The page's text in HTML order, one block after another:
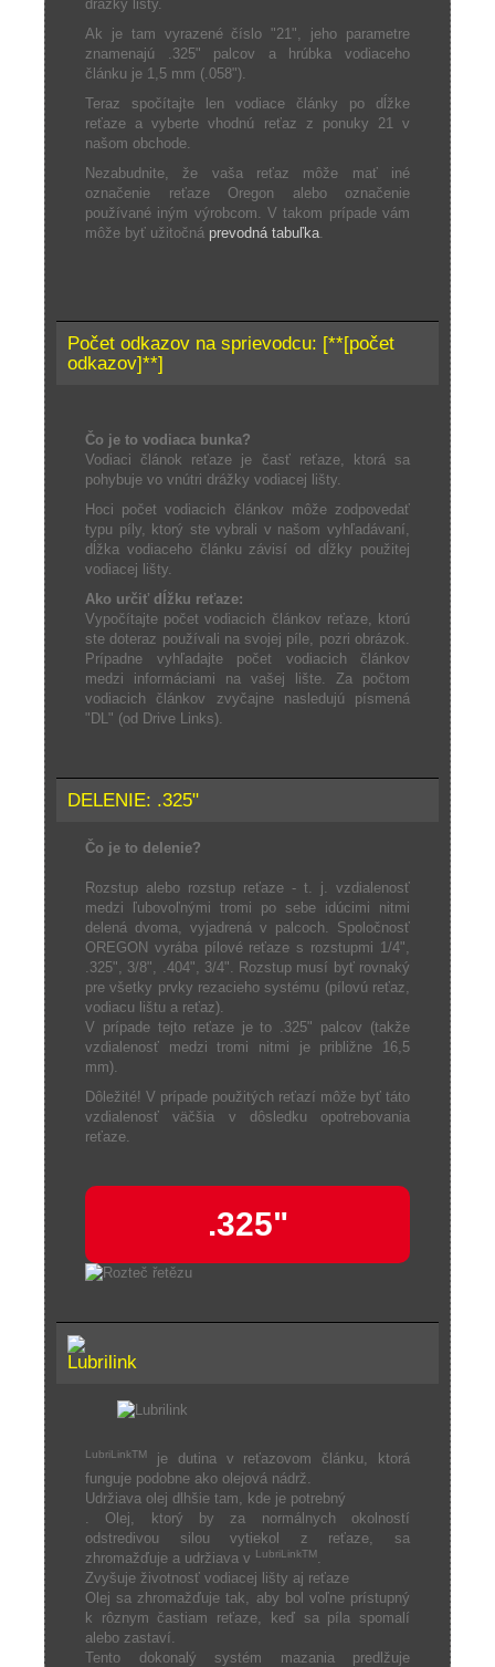
drážky lišty.
Ak je tam vyrazené číslo "21", jeho parametre
znamenajú .325" palcov a hrúbka vodiaceho
článku je 1,5 mm (.058").
Teraz spočítajte len vodiace články po dĺžke
reťaze a vyberte vhodnú reťaz z ponuky 21 v
našom obchode.
Nezabudnite, že vaša reťaz môže mať iné
označenie reťaze Oregon alebo označenie
používané iným výrobcom. V takom prípade vám
môže byť užitočná prevodná tabuľka.
Počet odkazov na sprievodcu: [**[počet
odkazov]**]
Čo je to vodiaca bunka?
Vodiaci článok reťaze je časť reťaze, ktorá sa
pohybuje vo vnútri drážky vodiacej lišty.
Hoci počet vodiacich článkov môže zodpovedať
typu píly, ktorý ste vybrali v našom vyhľadávaní,
dĺžka vodiaceho článku závisí od dĺžky použitej
vodiacej lišty.
Ako určiť dĺžku reťaze:
Vypočítajte počet vodiacich článkov reťaze, ktorú
ste doteraz používali na svojej píle, pozri obrázok.
Prípadne vyhľadajte počet vodiacich článkov
medzi informáciami na vašej lište. Za počtom
vodiacich článkov zvyčajne nasledujú písmená
"DL" (od Drive Links).
DELENIE: .325"
Čo je to delenie?
Rozstup alebo rozstup reťaze - t. j. vzdialenosť
medzi ľubovoľnými tromi po sebe idúcimi nitmi
delená dvoma, vyjadrená v palcoch. Spoločnosť
OREGON vyrába pílové reťaze s rozstupmi 1/4",
.325", 3/8", .404", 3/4". Rozstup musí byť rovnaký
pre všetky prvky rezacieho systému (pílovú reťaz,
vodiacu lištu a reťaz).
V prípade tejto reťaze je to .325" palcov (takže
vzdialenosť medzi tromi nitmi je približne 16,5
mm).
Dôležité! V prípade použitých reťazí môže byť táto
vzdialenosť väčšia v dôsledku opotrebovania
reťaze.
.325"
LubriLinkTM
je dutina v reťazovom článku, ktorá
funguje podobne ako olejová nádrž.
Udržiava olej dlhšie tam, kde je potrebný
. Olej, ktorý by za normálnych okolností
odstredivou silou vytiekol z reťaze, sa
zhromažďuje a udržiava v LubriLinkTM.
Zvyšuje životnosť vodiacej lišty aj reťaze
Olej sa zhromažďuje tak, aby bol voľne prístupný
k rôznym častiam reťaze, keď sa píla spomalí
alebo zastaví.
Tento dokonalý systém mazania predlžuje